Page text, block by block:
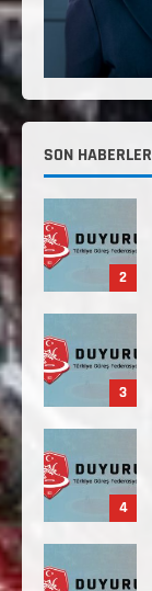
SON HABERLER
1
2
3
4